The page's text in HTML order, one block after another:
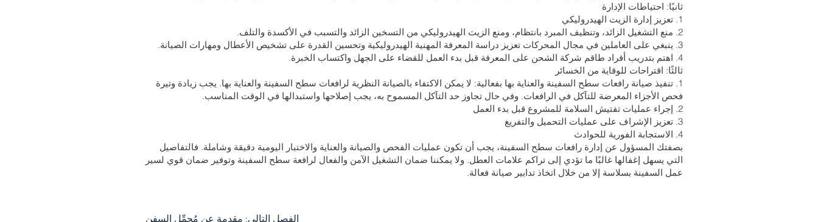
ثانيًا: احتياطات الإدارة
1. تعزيز إدارة الزيت الهيدروليكي
2. منع التشغيل الزائد، وتنظيف المبرد بانتظام، ومنع الزيت الهيدروليكي من التسخين الزائد والتسبب في الأكسدة والتلف.
3. ينبغي على العاملين في مجال المحركات تعزيز دراسة المعرفة المهنية الهيدروليكية وتحسين القدرة على تشخيص الأعطال ومهارات الصيانة.
4. اهتم بتدريب أفراد طاقم شركة الشحن على المعرفة قبل بدء العمل للقضاء على الجهل واكتساب الخبرة.
ثالثًا: اقتراحات للوقاية من الخسائر
1. تنفيذ صيانة رافعات سطح السفينة والعناية بها بفعالية: لا يمكن الاكتفاء بالصيانة النظرية لرافعات سطح السفينة والعناية بها. يجب زيادة وتيرة
فحص الأجزاء المعرضة للتآكل في الرافعات. وفي حال تجاوز حد التآكل المسموح به، يجب إصلاحها واستبدالها في الوقت المناسب.
2. إجراء عمليات تفتيش السلامة للمشروع قبل بدء العمل
3. تعزيز الإشراف على عمليات التحميل والتفريغ
4. الاستجابة الفورية للحوادث
بصفتك المسؤول عن إدارة رافعات سطح السفينة، يجب أن تكون عمليات الفحص والصيانة والعناية والاختبار اليومية دقيقة وشاملة. فالتفاصيل
التي يسهل إغفالها غالبًا ما تؤدي إلى تراكم علامات العطل. ولا يمكننا ضمان التشغيل الآمن والفعال لرافعة سطح السفينة وتوفير ضمان قوي لسير
عمل السفينة بسلاسة إلا من خلال اتخاذ تدابير صيانة فعالة.
الفصل التالي: مقدمة عن مُحمِّل السفن